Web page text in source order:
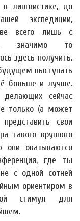
лингвистике, до
экспедиции,
всего лишь с
значимо то
здесь получить.
выступать
больше и лучше.
сейчас
только (а может
свои
такого крупного
они оказываются
где ты
с одной сотней
ориентиром в
стимул для